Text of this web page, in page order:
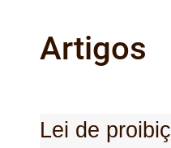
Artigos
Lei de